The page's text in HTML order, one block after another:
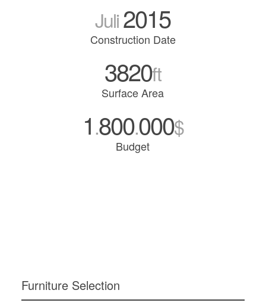
Juli2015
Construction Date
3820ft
Surface Area
1.800.000$
Budget
Furniture Selection